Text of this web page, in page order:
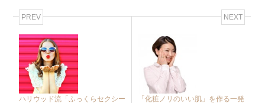
PREV
ハリウッド流「ふっくらセクシー
NEXT
「化粧ノリのいい肌」を作る一発